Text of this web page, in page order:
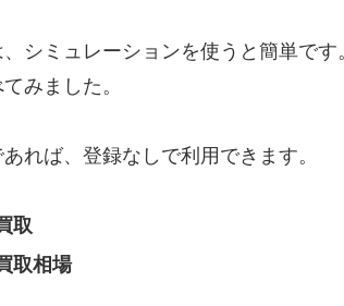
シミュレーションを使うと簡単で
みました。
れば、登録なしで利用できます。
取
取相場